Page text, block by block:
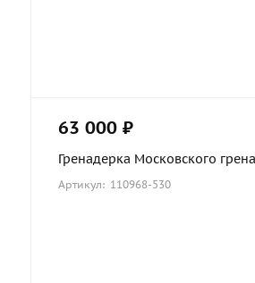
63 000 ₽
Гренадерка Московского
Артикул: 110968-530